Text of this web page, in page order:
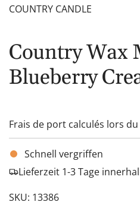
COUNTRY CANDLE
Country Wax
Blueberry
Frais de port calculés lors
Schnell vergriffen
Lieferzeit 1-3 Tage
SKU: 13386